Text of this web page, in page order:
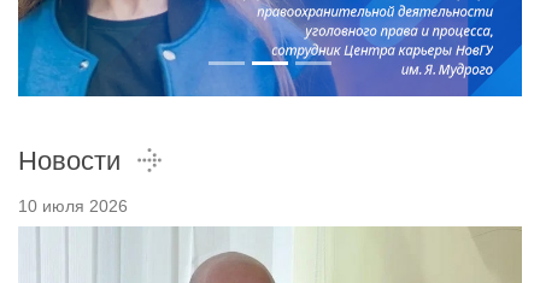
Новости
10 июля 2026